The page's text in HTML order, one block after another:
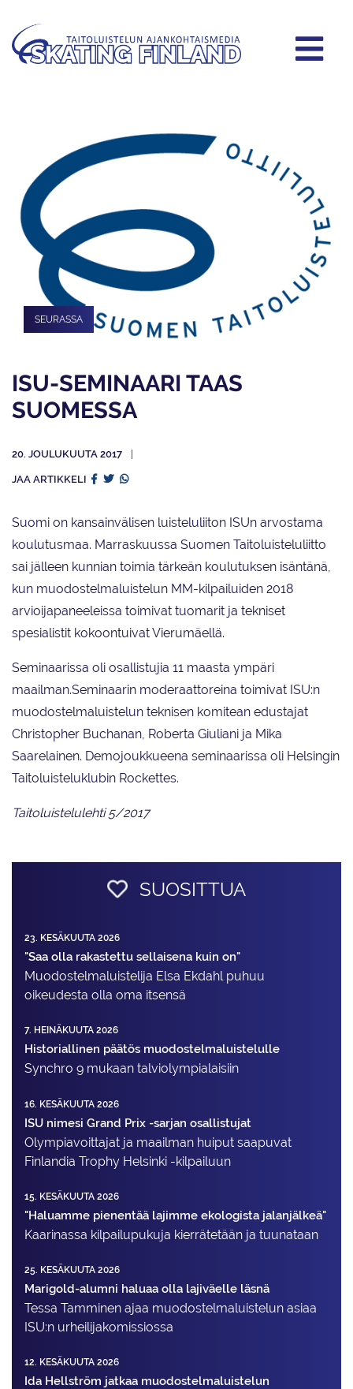
SEURASSA
ISU-SEMINAARI TAAS
SUOMESSA
20. JOULUKUUTA 2017
JAA ARTIKKELI
Suomi on kansainvälisen luisteluliiton ISUn arvostama
koulutusmaa. Marraskuussa Suomen Taitoluisteluliitto
sai jälleen kunnian toimia tärkeän koulutuksen isäntänä,
kun muodostelmaluistelun MM-kilpailuiden 2018
arvioijapaneeleissa toimivat tuomarit ja tekniset
spesialistit kokoontuivat Vierumäellä.
Seminaarissa oli osallistujia 11 maasta ympäri
maailman.Seminaarin moderaattoreina toimivat ISU:n
muodostelmaluistelun teknisen komitean edustajat
Christopher Buchanan, Roberta Giuliani ja Mika
Saarelainen. Demojoukkueena seminaarissa oli Helsingin
Taitoluisteluklubin Rockettes.
Taitoluistelulehti 5/2017
SUOSITTUA
23. KESÄKUUTA 2026
"Saa olla rakastettu sellaisena kuin on"
Muodostelma­luistelija Elsa Ekdahl puhuu
oikeudesta olla oma itsensä
7. HEINÄKUUTA 2026
Historiallinen päätös muodostelmaluistelulle
Synchro 9 mukaan talviolympialaisiin
16. KESÄKUUTA 2026
ISU nimesi Grand Prix -sarjan osallistujat
Olympiavoittajat ja maailman huiput saapuvat
Finlandia Trophy Helsinki -kilpailuun
15. KESÄKUUTA 2026
"Haluamme pienentää lajimme ekologista jalanjälkeä"
Kaarinassa kilpailupukuja kierrätetään ja tuunataan
25. KESÄKUUTA 2026
Marigold-alumni haluaa olla lajiväelle läsnä
Tessa Tamminen ajaa muodostelma­luistelun asiaa
ISU:n urheilija­komissiossa
12. KESÄKUUTA 2026
Ida Hellström jatkaa muodostelmaluistelun